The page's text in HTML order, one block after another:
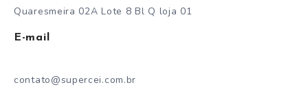
Quaresmeira 02A Lote 8 Bl Q loja 01
E-mail
contato@supercei.com.br